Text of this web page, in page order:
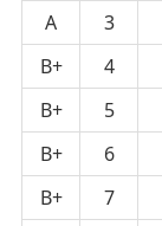
A
3
B+
4
B+
5
B+
6
B+
7